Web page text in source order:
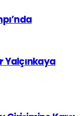
Yalçınkaya